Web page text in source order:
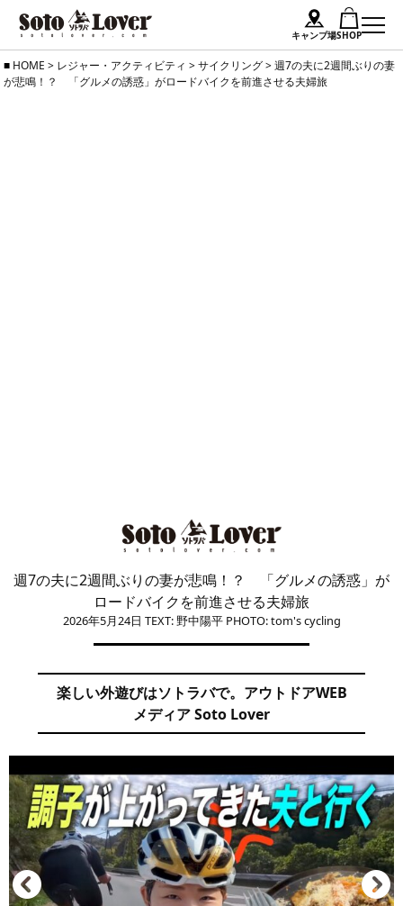
キャンプ場SHOP
Skip
to
HOME > レジャー・アクティビティ >サイクリング>週7の夫に2週間ぶりの妻
が悲鳴！？ 「グルメの誘惑」がロードバイクを前進させる夫婦旅
週7の夫に2週間ぶりの妻が悲鳴！？ 「グルメの誘惑」が
ロードバイクを前進させる夫婦旅
2026年5月24日 TEXT: 野中陽平 PHOTO: tom's cycling
楽しい外遊びはソトラバで。アウトドアWEB
メディア Soto Lover